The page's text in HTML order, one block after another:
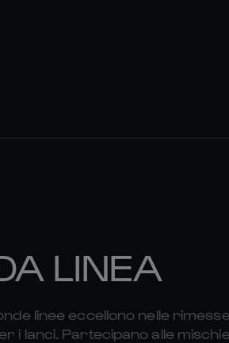
LINEA
linee eccellono nelle
i lanci. Partecipano alle mischie,